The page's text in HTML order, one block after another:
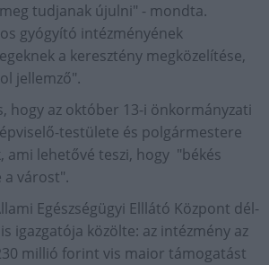
tudjanak újulni" - mondta.
gyógyító intézményének
a keresztény megközelítése,
jellemző".
hogy az október 13-i önkormányzati
testülete és polgármestere
ami lehetővé teszi, hogy "békés
a várost".
Egészségügyi Elllátó Központ dél-
igazgatója közölte: az intézmény az
millió forint vis maior támogatást